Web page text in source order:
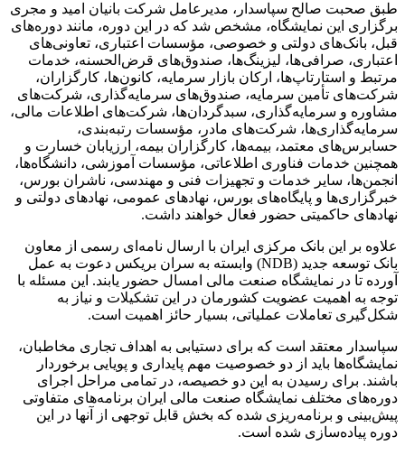
طبق صحبت صالح سپاسدار، مدیرعامل شرکت بانیان امید و مجری
برگزاری این نمایشگاه، مشخص شد که در این دوره، مانند دوره‌های
قبل، بانک‌های دولتی و خصوصی، مؤسسات اعتباری، تعاونی‌های
اعتباری، صرافی‌ها، لیزینگ‌ها، صندوق‌های قرض‌الحسنه، خدمات
مرتبط و استارتاپ‌ها، ارکان بازار سرمایه، کانون‌ها، کارگزاران،
شرکت‌های تأمین سرمایه، صندوق‌های سرمایه‌گذاری، شرکت‌های
مشاوره و سرمایه‌گذاری، سبدگردان‌ها، شرکت‌های اطلاعات مالی،
سرمایه‌گذاری‌ها، شرکت‌های مادر، مؤسسات رتبه‌بندی،
حسابرس‌های معتمد، بیمه‌ها، کارگزاران بیمه، ارزیابان خسارت و
همچنین خدمات فناوری اطلاعاتی، مؤسسات آموزشی، دانشگاه‌ها،
انجمن‌ها، سایر خدمات و تجهیزات فنی و مهندسی، ناشران بورس،
خبرگزاری‌ها و پایگاه‌های بورس، نهادهای عمومی، نهادهای دولتی و
نهادهای حاکمیتی حضور فعال خواهند داشت.
علاوه بر این بانک مرکزی ایران با ارسال نامه‌ای رسمی از معاون
بانک توسعه جدید (NDB) وابسته به سران بریکس دعوت به عمل
آورده تا در نمایشگاه صنعت مالی امسال حضور یابند. این مسئله با
توجه به اهمیت عضویت کشورمان در این تشکیلات و نیاز به
شکل‌گیری تعاملات عملیاتی، بسیار حائز اهمیت است.
سپاسدار معتقد است که برای دستیابی به اهداف تجاری مخاطبان،
نمایشگاه‌ها باید از دو خصوصیت مهم پایداری و پویایی برخوردار
باشند. برای رسیدن به این دو خصیصه، در تمامی مراحل اجرای
دوره‌های مختلف نمایشگاه صنعت مالی ایران برنامه‌های متفاوتی
پیش‌بینی و برنامه‌ریزی شده که بخش قابل توجهی از آنها در این
دوره پیاده‌سازی شده است.